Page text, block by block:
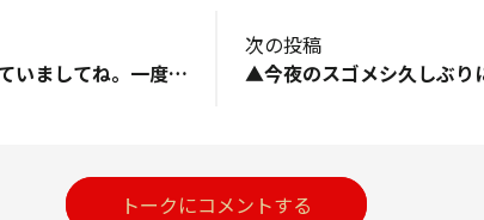
▼最近そうめんにハマっていましてね。一度某スーパーブランドのを食べたらこれが不味くて😅 1束残っていたんですが今朝の燃えるゴミで捨てました。先日買い物でロ◯アさんに行ったのですがお目当ての揖◯乃糸黒ラベル★がなくてですね、色々見たのですが別なメーカーの黒ラベル（帯）があったので買ってみました。これは８束もあって¥250円くらい。それでいてツルツルと美味い。今日は仕事に行く前のスーパーで揖◯乃糸黒ラベル★があったのですが６束で¥650円くらいだったかな。スーパーでは撮影禁止らしいので撮っていませんけど。ん〜やはりお高い。ふと見るとまた別メーカーの黒ラベルが😄 こちらは６束で¥238円。実は昨日も買っていて味は確認済み。リピートしました。長崎は島原産らしいです。暑い日は冷たいそうめんに限りますね。ではまた🐾
次の投稿
トークにコメントする